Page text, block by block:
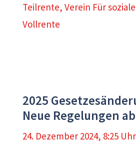
Teilrente, Verein Für
Vollrente
2025
Neue Regelungen
24. Dezember 2024, 8:25 Uhr